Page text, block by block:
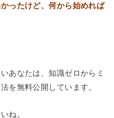
ったけど、何から始めれば
あなたは、知識ゼロからミ
を無料公開しています。
ね。